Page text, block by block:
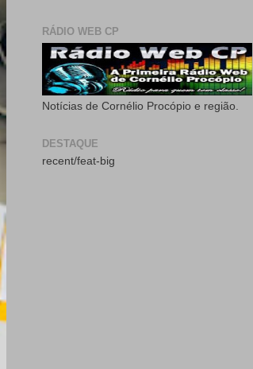
RÁDIO WEB CP
Notícias de Cornélio Procópio e região.
DESTAQUE
recent/feat-big